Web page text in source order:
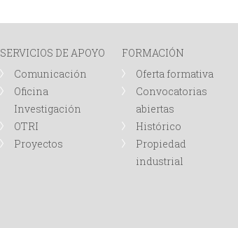
SERVICIOS DE APOYO
Comunicación
Oficina
Investigación
OTRI
Proyectos
FORMACIÓN
Oferta formativa
Convocatorias
abiertas
Histórico
Propiedad
industrial